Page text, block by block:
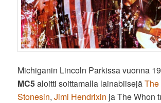
Michiganin Lincoln Parkissa vuonna
MC5aloitti soittamalla lainabiisejä
Stonesin,Jimi Hendrixin ja The Whon